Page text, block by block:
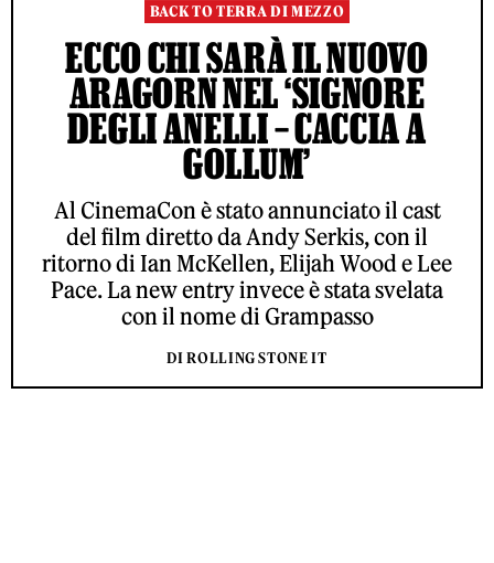
BACK TO TERRA DI MEZZO
ECCO CHI SARÀ IL NUOVO
ARAGORN NEL ‘SIGNORE
DEGLI ANELLI – CACCIA A
GOLLUM’
Al CinemaCon è stato annunciato il cast
del film diretto da Andy Serkis, con il
ritorno di Ian McKellen, Elijah Wood e Lee
Pace. La new entry invece è stata svelata
con il nome di Grampasso
DI ROLLING STONE IT